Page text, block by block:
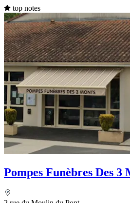
top notes
Pompes Funèbres Des 3